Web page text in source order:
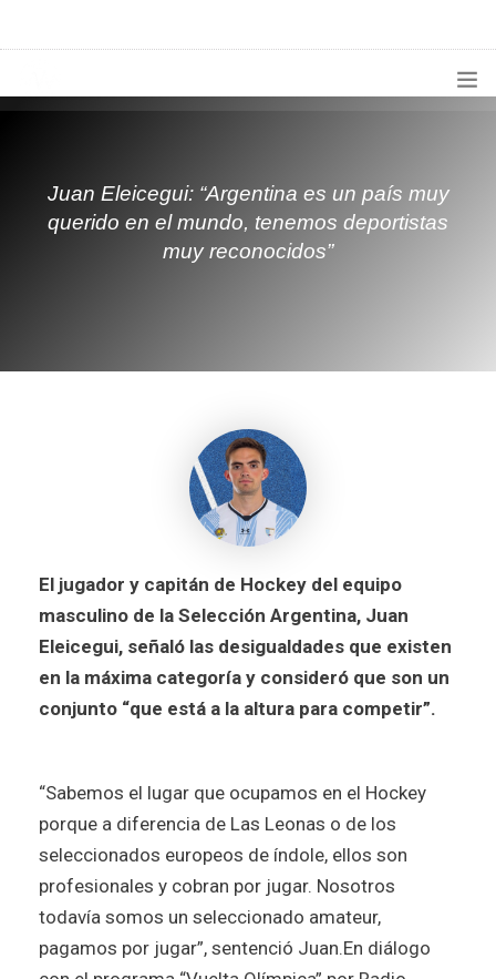
¿QUIÉNES SOMOS?
PROGRAMACIÓN
Juan Eleicegui: “Argentina es un país muy
querido en el mundo, tenemos deportistas
muy reconocidos”
El jugador y capitán de Hockey del equipo
masculino de la Selección Argentina, Juan
Eleicegui, señaló las desigualdades que existen
en la máxima categoría y consideró que son un
conjunto “que está a la altura para competir”.
“Sabemos el lugar que ocupamos en el Hockey
porque a diferencia de Las Leonas o de los
seleccionados europeos de índole, ellos son
profesionales y cobran por jugar. Nosotros
todavía somos un seleccionado amateur,
pagamos por jugar”, sentenció Juan.En diálogo